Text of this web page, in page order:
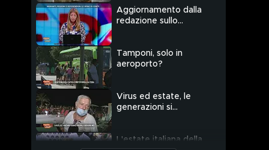
Aggiornamento dalla
redazione sullo
Tamponi, solo in
aeroporto?
Virus ed estate, le
generazioni si
L'estate italiana della